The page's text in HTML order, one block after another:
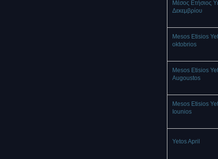
Μέσος Ετήσιος
Δεκεμβρίου
Mesos Etisios
oktobrios
Mesos Etisios
Augoustos
Mesos Etisios
Iounios
Yetos April